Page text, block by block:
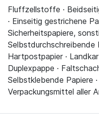
Fluffzellstoffe ·
· Einseitig gestrichene
Sicherheitspapiere,
Selbstdurchschreibende
Hartpostpapier ·
Duplexpappe ·
Selbstklebende Papiere ·
Verpackungsmittel aller